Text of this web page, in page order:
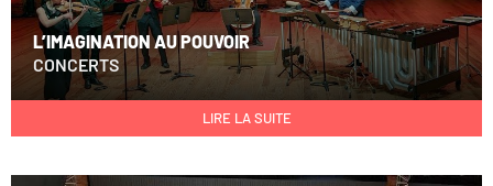
L’IMAGINATION AU POUVOIR
CONCERTS
LIRE LA SUITE